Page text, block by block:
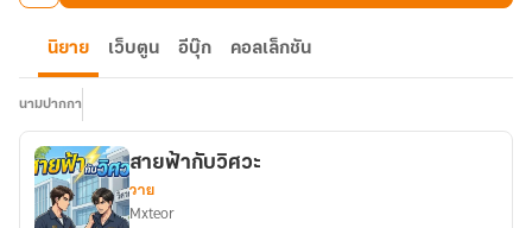
นิยาย เว็บตูน อีบุ๊ก คอลเล็กชัน
นามปากกา
สายฟ้ากับวิศวะ
วาย
Mxteor